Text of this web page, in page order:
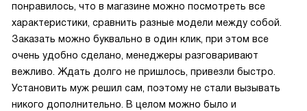
понравилось, что в магазине можно посмотреть все
характеристики, сравнить разные модели между собой.
Заказать можно буквально в один клик, при этом все
очень удобно сделано, менеджеры разговаривают
вежливо. Ждать долго не пришлось, привезли быстро.
Установить муж решил сам, поэтому не стали вызывать
никого дополнительно. В целом можно было и